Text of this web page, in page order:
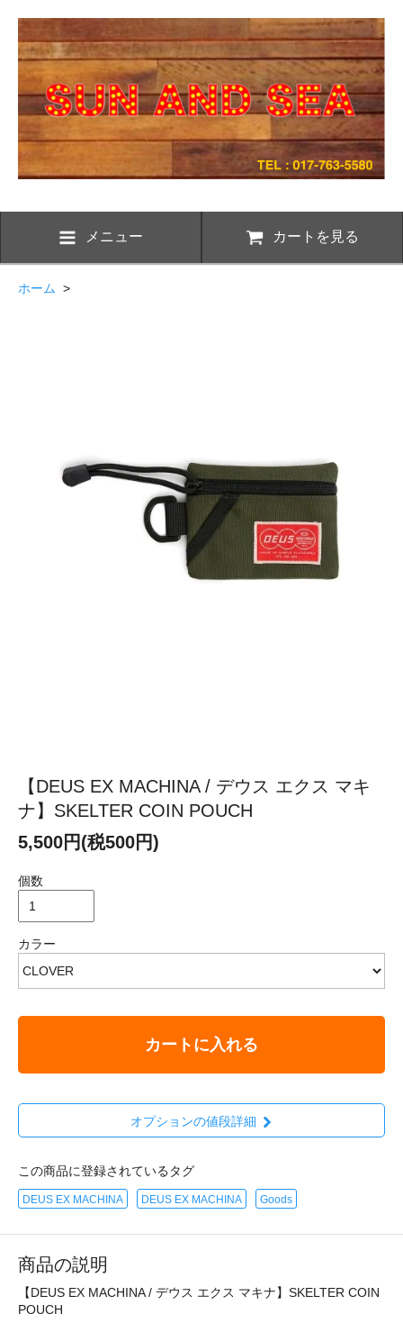
メニュー カートを見る
ホーム >
【DEUS EX MACHINA / デウス エクス マキ
ナ】SKELTER COIN POUCH
5,500円(税500円)
個数
カラー
カートに入れる
オプションの値段詳細
この商品に登録されているタグ
DEUS EX MACHINA DEUS EX MACHINA Goods
商品の説明
【DEUS EX MACHINA / デウス エクス マキナ】SKELTER COIN
POUCH